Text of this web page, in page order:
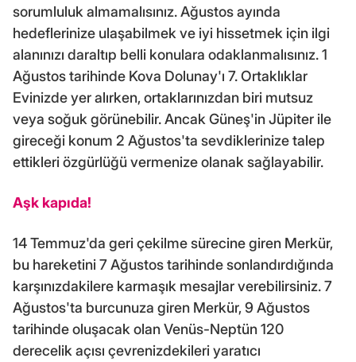
sorumluluk almamalısınız. Ağustos ayında
hedeflerinize ulaşabilmek ve iyi hissetmek için ilgi
alanınızı daraltıp belli konulara odaklanmalısınız. 1
Ağustos tarihinde Kova Dolunay'ı 7. Ortaklıklar
Evinizde yer alırken, ortaklarınızdan biri mutsuz
veya soğuk görünebilir. Ancak Güneş'in Jüpiter ile
gireceği konum 2 Ağustos'ta sevdiklerinize talep
ettikleri özgürlüğü vermenize olanak sağlayabilir.
Aşk kapıda!
14 Temmuz'da geri çekilme sürecine giren Merkür,
bu hareketini 7 Ağustos tarihinde sonlandırdığında
karşınızdakilere karmaşık mesajlar verebilirsiniz. 7
Ağustos'ta burcunuza giren Merkür, 9 Ağustos
tarihinde oluşacak olan Venüs-Neptün 120
derecelik açısı çevrenizdekileri yaratıcı